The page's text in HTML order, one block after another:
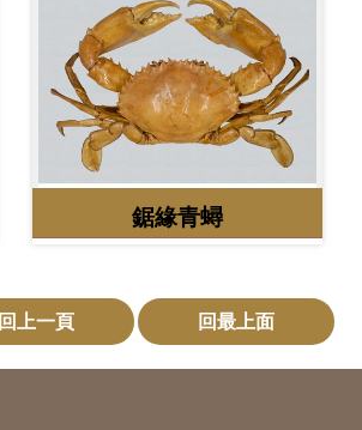
鋸緣青蟳
回上一頁 回最上面